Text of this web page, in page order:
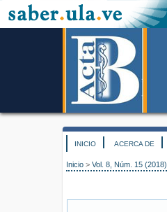
INICIO ACERCA DE
Inicio > Vol. 8, Núm. 15 (2018)